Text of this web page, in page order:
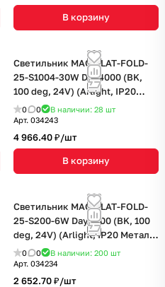
В корзину
Светильник MAG-FLAT-FOLD-
25-S1004-30W Day4000 (BK,
100 deg, 24V) (Arlight, IP20
Металл, 5 лет)
0 0 В наличии: 28 шт
Арт. 034243
4 966.40 ₽/шт
В корзину
Светильник MAG-FLAT-FOLD-
25-S200-6W Day4000 (BK, 100
deg, 24V) (Arlight, IP20 Металл,
5 лет)
0 0 В наличии: 200 шт
Арт. 034234
2 652.70 ₽/шт